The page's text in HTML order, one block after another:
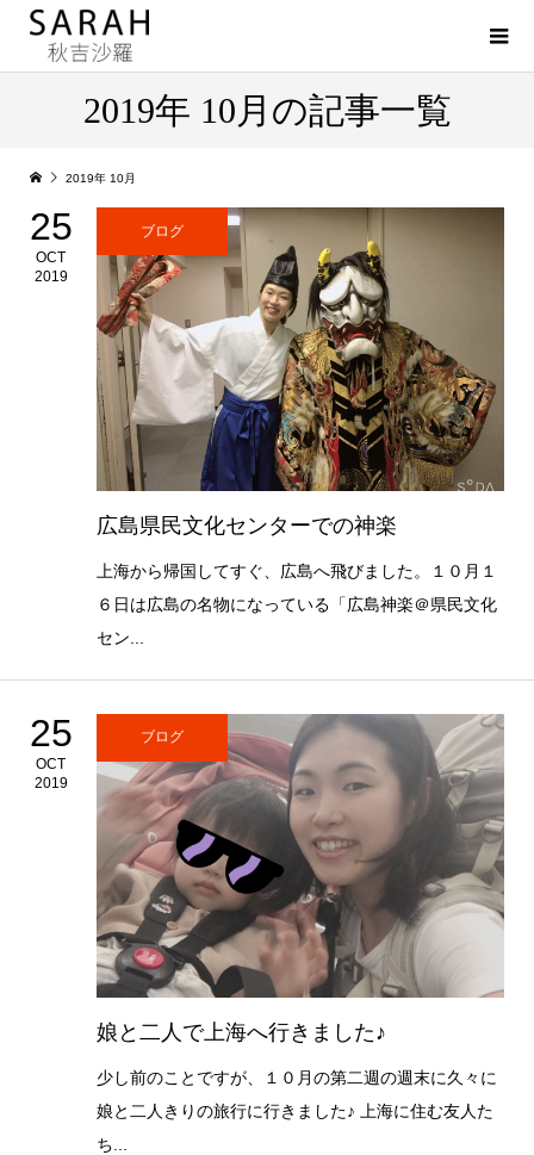
2019年 10月の記事一覧
2019年 10月
25
OCT
2019
ブログ
広島県民文化センターでの神楽
上海から帰国してすぐ、広島へ飛びました。１０月１
６日は広島の名物になっている「広島神楽＠県民文化
セン...
25
OCT
2019
ブログ
娘と二人で上海へ行きました♪
少し前のことですが、１０月の第二週の週末に久々に
娘と二人きりの旅行に行きました♪ 上海に住む友人た
ち...